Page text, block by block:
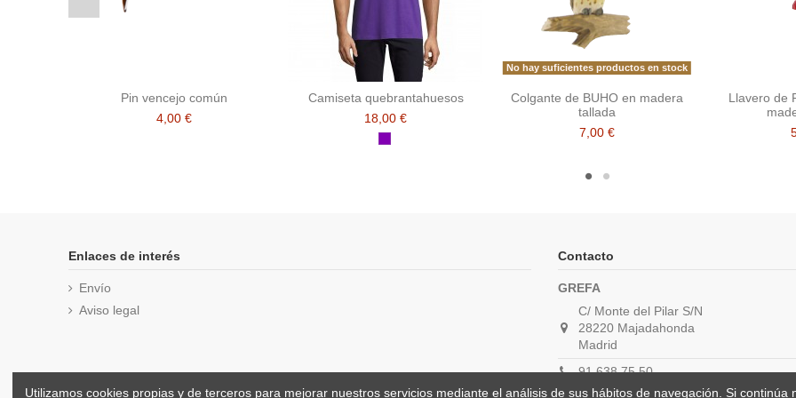
Pin vencejo común
4,00 €
Camiseta quebrantahuesos
18,00 €
Morado
No hay suficientes productos en stock
Colgante de BUHO en madera
tallada
7,00 €
Llavero de
Enlaces de interés
Envío
Aviso legal
Contacto
GREFA
C/ Monte del Pilar S/N
28220 Majadahonda
Madrid
91 638 75 50
Utilizamos cookies propias y de terceros para mejorar nuestros servicios mediante el análisis de sus hábitos de navegación. Si continúa